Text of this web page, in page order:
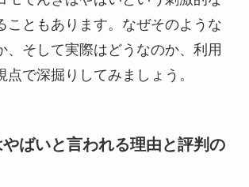
こともあります。なぜそのような
、そして実際はどうなのか、利用
点で深掘りしてみましょう。
やばいと言われる理由と評判の